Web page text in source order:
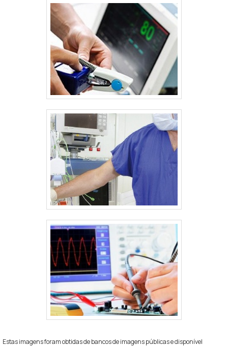
Estas imagens foram obtidas de bancos de imagens públicas e disponível